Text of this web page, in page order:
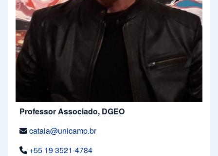
Professor Associado, DGEO
cataia@unicamp.br
+55 19 3521-4784